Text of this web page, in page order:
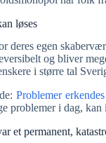
løses
deres egen
og bliver
i større tal
Problemer
problemer i dag,
et permanent,